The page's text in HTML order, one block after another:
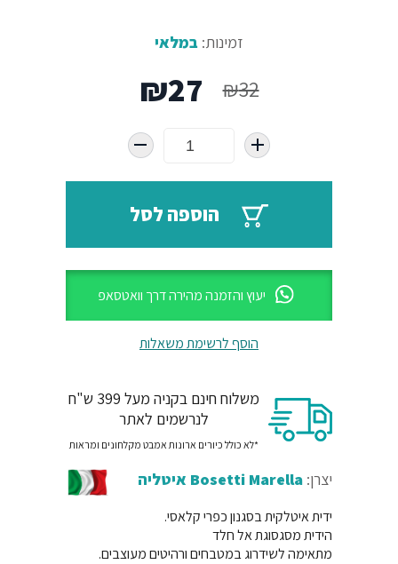
זמינות: במלאי
₪32
המחיר
המקורי
היה:
₪32.
₪27
הנוכחי
הוא:
₪27.הוספה לסל
יעוץ והזמנה מהירה דרך וואטסאפ
הוסף לרשימת משאלות
משלוח חינם בקניה מעל 399 ש"ח
לנרשמים לאתר
*לא כולל כיורים ארונות אמבט מקלחונים ומראות
יצרן: Bosetti Marella איטליה
ידית איטלקית בסגנון כפרי קלאסי.
הידית מסגסוגת אל חלד
מתאימה לשידרוג במטבחים ורהיטים מעוצבים.